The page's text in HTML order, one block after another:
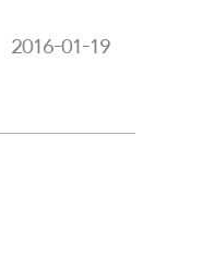
2016-01-19